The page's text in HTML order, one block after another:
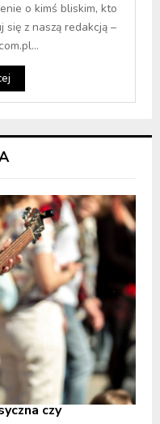
o kimś bliskim, kto
się z naszą redakcją –
czy